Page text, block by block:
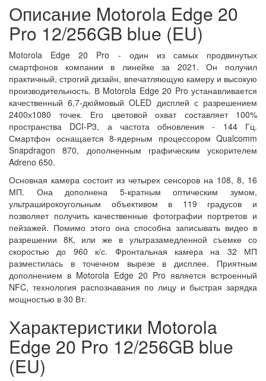
Описание Motorola Edge 20
Pro 12/256GB blue (EU)
Motorola Edge 20 Pro - один из самых продвинутых
смартфонов компании в линейке за 2021. Он получил
практичный, строгий дизайн, впечатляющую камеру и высокую
производительность. В Motorola Edge 20 Pro устанавливается
качественный 6,7-дюймовый OLED дисплей с разрешением
2400х1080 точек. Его цветовой охват составляет 100%
пространства DCI-P3, а частота обновления - 144 Гц.
Смартфон оснащается 8-ядерным процессором Qualcomm
Snapdragon 870, дополненным графическим ускорителем
Adreno 650.
Основная камера состоит из четырех сенсоров на 108, 8, 16
МП. Она дополнена 5-кратным оптическим зумом,
ультраширокоугольным объективом в 119 градусов и
позволяет получить качественные фотографии портретов и
пейзажей. Помимо этого она способна записывать видео в
разрешении 8К, или же в ультразамедленной съемке со
скоростью до 960 к/с. Фронтальная камера на 32 МП
разместилась в точечном вырезе в дисплее. Приятным
дополнением в Motorola Edge 20 Pro является встроенный
NFC, технология распознавания по лицу и быстрая зарядка
мощностью в 30 Вт.
Характеристики Motorola
Edge 20 Pro 12/256GB blue
(EU)